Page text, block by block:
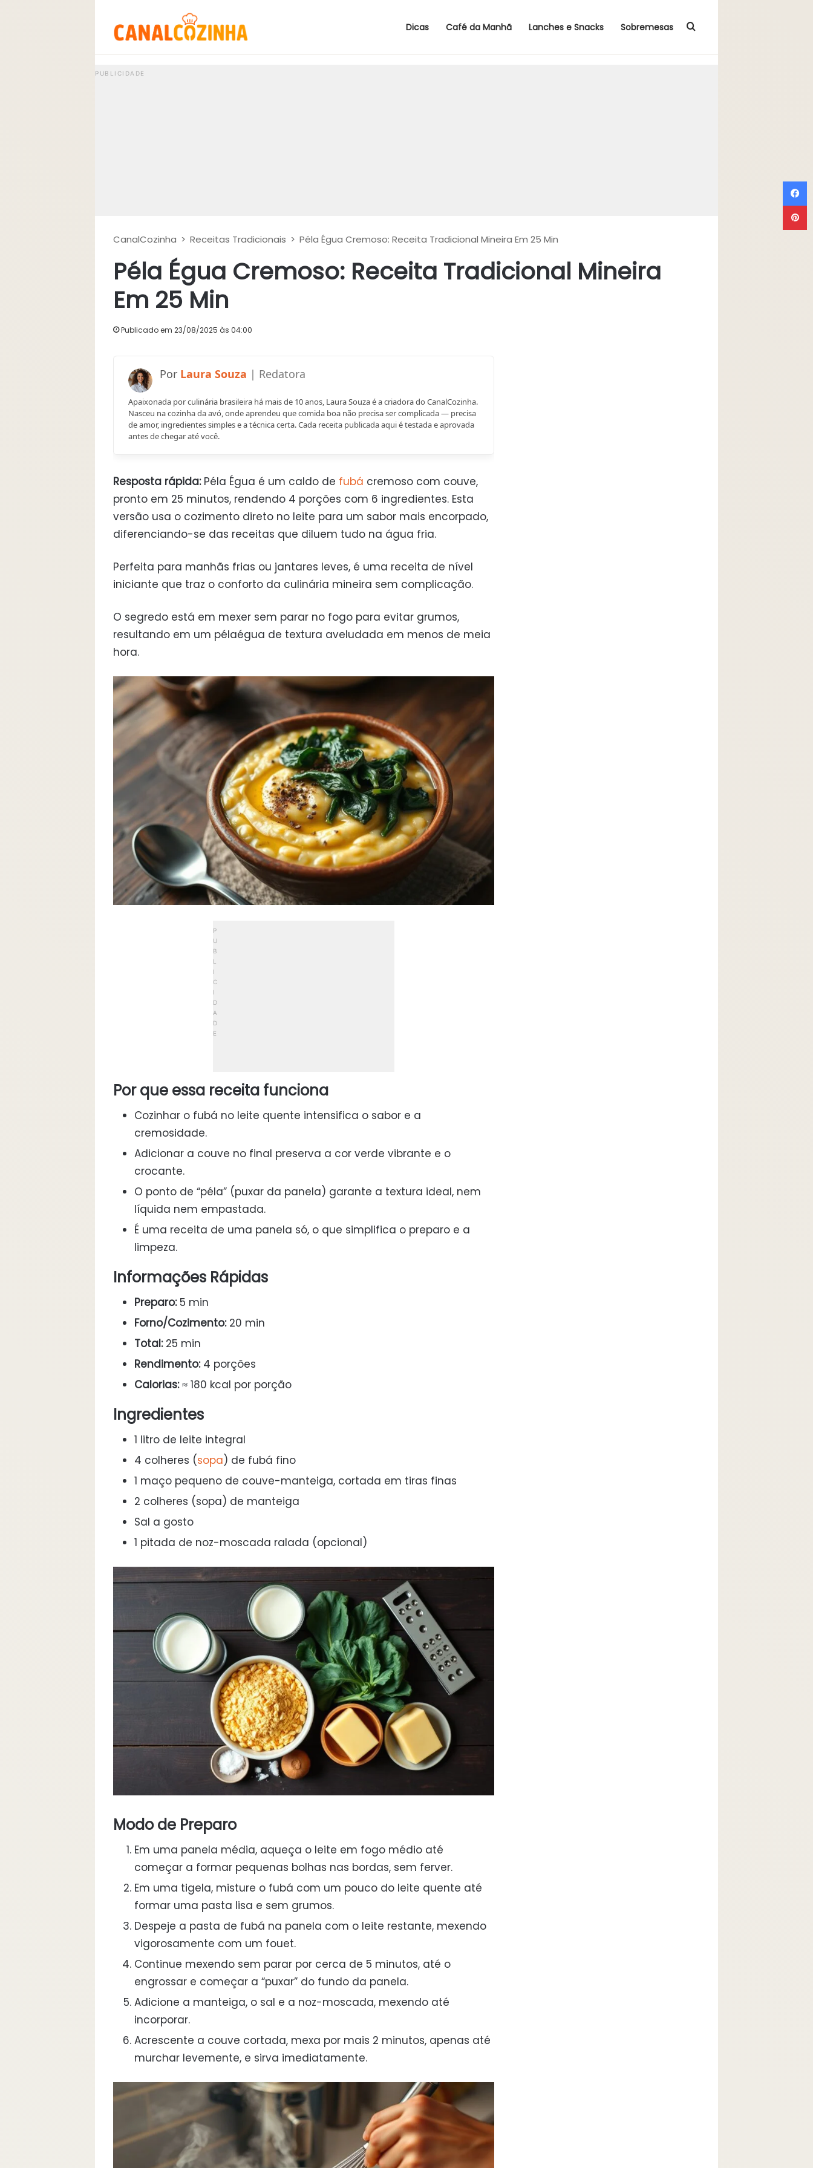
Dicas Café da Manhã Lanches e Snacks Sobremesas Procurar por
CanalCozinha > Receitas Tradicionais > Péla Égua Cremoso: Receita Tradicional Mineira Em 25 Min
Péla Égua Cremoso: Receita Tradicional Mineira
Em 25 Min
Publicado em 23/08/2025 às 04:00
Laura Souza
Apaixonada por culinária brasileira há mais de 10 anos, Laura Souza é a criadora do CanalCozinha.
Nasceu na cozinha da avó, onde aprendeu que comida boa não precisa ser complicada — precisa
de amor, ingredientes simples e a técnica certa. Cada receita publicada aqui é testada e aprovada
antes de chegar até você.
Resposta rápida:Péla Égua é um caldo de fubá cremoso com couve,
pronto em 25 minutos, rendendo 4 porções com 6 ingredientes. Esta
versão usa o cozimento direto no leite para um sabor mais encorpado,
diferenciando-se das receitas que diluem tudo na água fria.
Perfeita para manhãs frias ou jantares leves, é uma receita de nível
iniciante que traz o conforto da culinária mineira sem complicação.
O segredo está em mexer sem parar no fogo para evitar grumos,
resultando em um pélaégua de textura aveludada em menos de meia
hora.
Por que essa receita funciona
Cozinhar o fubá no leite quente intensifica o sabor e a
cremosidade.
Adicionar a couve no final preserva a cor verde vibrante e o
crocante.
O ponto de “péla” (puxar da panela) garante a textura ideal, nem
líquida nem empastada.
É uma receita de uma panela só, o que simplifica o preparo e a
limpeza.
Informações Rápidas
Preparo:5 min
Forno/Cozimento:20 min
Total:25 min
Rendimento:4 porções
Calorias:≈ 180 kcal por porção
Ingredientes
1 litro de leite integral
4 colheres (sopa) de fubá fino
1 maço pequeno de couve-manteiga, cortada em tiras finas
2 colheres (sopa) de manteiga
Sal a gosto
1 pitada de noz-moscada ralada (opcional)
Modo de Preparo
Em uma panela média, aqueça o leite em fogo médio até
começar a formar pequenas bolhas nas bordas, sem ferver.
Em uma tigela, misture o fubá com um pouco do leite quente até
formar uma pasta lisa e sem grumos.
Despeje a pasta de fubá na panela com o leite restante, mexendo
vigorosamente com um fouet.
Continue mexendo sem parar por cerca de 5 minutos, até o
engrossar e começar a “puxar” do fundo da panela.
Adicione a manteiga, o sal e a noz-moscada, mexendo até
incorporar.
Acrescente a couve cortada, mexa por mais 2 minutos, apenas até
murchar levemente, e sirva imediatamente.